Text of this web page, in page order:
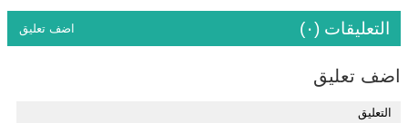
التعليقات (٠) اضف تعليق
اضف تعليق